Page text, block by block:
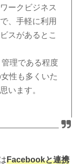
ークビジネス
、手軽に利用
スがあるとこ
理である程度
性も多くいた
います。
Facebookと連携